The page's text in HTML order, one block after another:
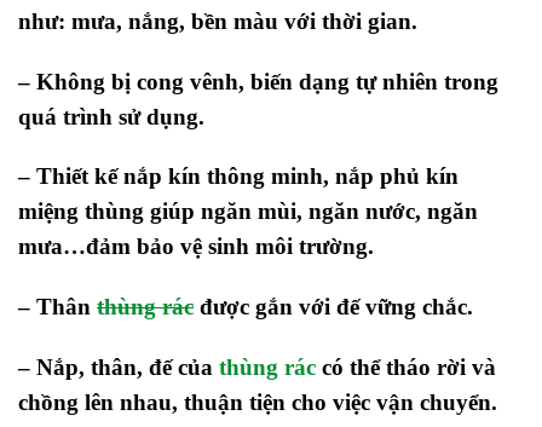
như: mưa, nắng, bền màu với thời gian.
– Không bị cong vênh, biến dạng tự nhiên trong
quá trình sử dụng.
– Thiết kế nắp kín thông minh, nắp phủ kín
miệng thùng giúp ngăn mùi, ngăn nước, ngăn
mưa…đảm bảo vệ sinh môi trường.
– Thân thùng rác được gắn với đế vững chắc.
– Nắp, thân, đế của thùng rác có thể tháo rời và
chồng lên nhau, thuận tiện cho việc vận chuyển.